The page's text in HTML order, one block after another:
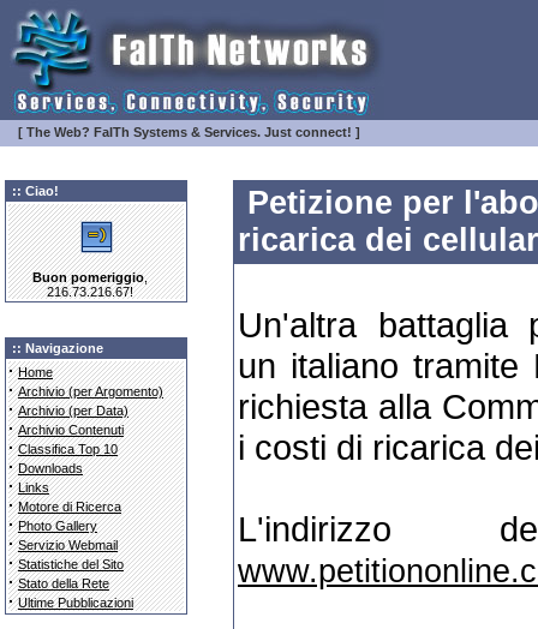
[ The Web? FaITh Systems & Services. Just connect! ]
:: Ciao!
Buon pomeriggio,
216.73.216.67!
:: Navigazione
· Home
· Archivio (per Argomento)
· Archivio (per Data)
· Archivio Contenuti
· Classifica Top 10
· Downloads
· Links
· Motore di Ricerca
· Photo Gallery
· Servizio Webmail
· Statistiche del Sito
· Stato della Rete
· Ultime Pubblicazioni
Petizione per
ricarica dei
Un'altra battaglia
un italiano tramite
richiesta alla
i costi di ricarica
L'indirizzo